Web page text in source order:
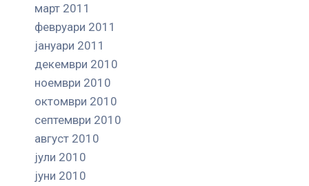
март 2011
февруари 2011
јануари 2011
декември 2010
ноември 2010
октомври 2010
септември 2010
август 2010
јули 2010
јуни 2010